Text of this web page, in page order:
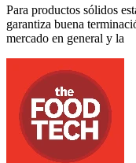
Para productos sólidos
garantiza buena
mercado en general y la